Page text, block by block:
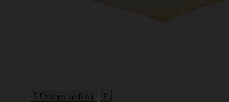
 Γρήγορη προβολή 